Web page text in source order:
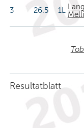
3 26.5 1L
Resultatblatt